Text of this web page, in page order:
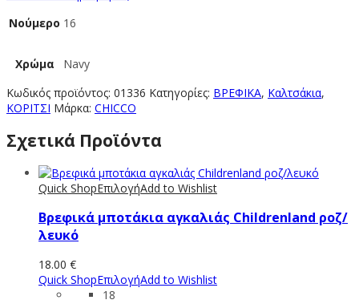
Νούμερο 16
Χρώμα
Navy
Κωδικός προϊόντος: 01336 Κατηγορίες: ΒΡΕΦΙΚΑ, Καλτσάκια,
ΚΟΡΙΤΣΙ Μάρκα: CHICCO
Σχετικά Προϊόντα
Quick ShopΕπιλογήAdd to Wishlist
Βρεφικά μποτάκια αγκαλιάς Childrenland ροζ/
λευκό
18.00 €
Quick ShopΕπιλογήAdd to Wishlist
18